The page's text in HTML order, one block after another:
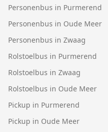
Personenbus in Purmerend
Personenbus in Oude Meer
Personenbus in Zwaag
Rolstoelbus in Purmerend
Rolstoelbus in Zwaag
Rolstoelbus in Oude Meer
Pickup in Purmerend
Pickup in Oude Meer